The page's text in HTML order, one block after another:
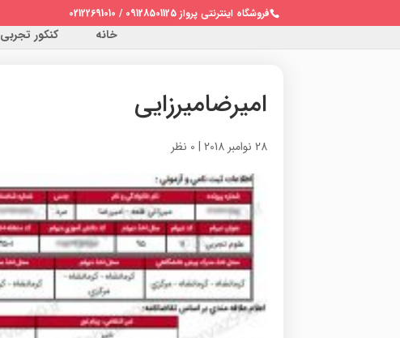
فروشگاه اینترنتی پرواز 09128501125 / 02122691010
خانه کنکور تجربی 1403
امیرضامیرزایی
28 نوامبر 2018 | 0 نظر